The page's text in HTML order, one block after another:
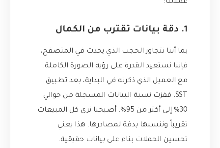
عملائنا:
1. دقة بيانات تقترب من الكمال
بما أننا نتجاوز الحجب الذي يحدث في المتصفح،
فإننا نستعيد القدرة على رؤية الصورة الكاملة.
مع العميل الذي ذكرته في البداية، بعد تطبيق
SST، قفزت نسبة البيانات المسجلة من حوالي
30% إلى أكثر من 95%. أصبحنا نرى كل المبيعات
تقريباً وننسبها بدقة لمصادرها. هذا يعني
تحسين الحملات بناء على بيانات حقيقية.